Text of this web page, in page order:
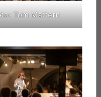
Tom Mattern